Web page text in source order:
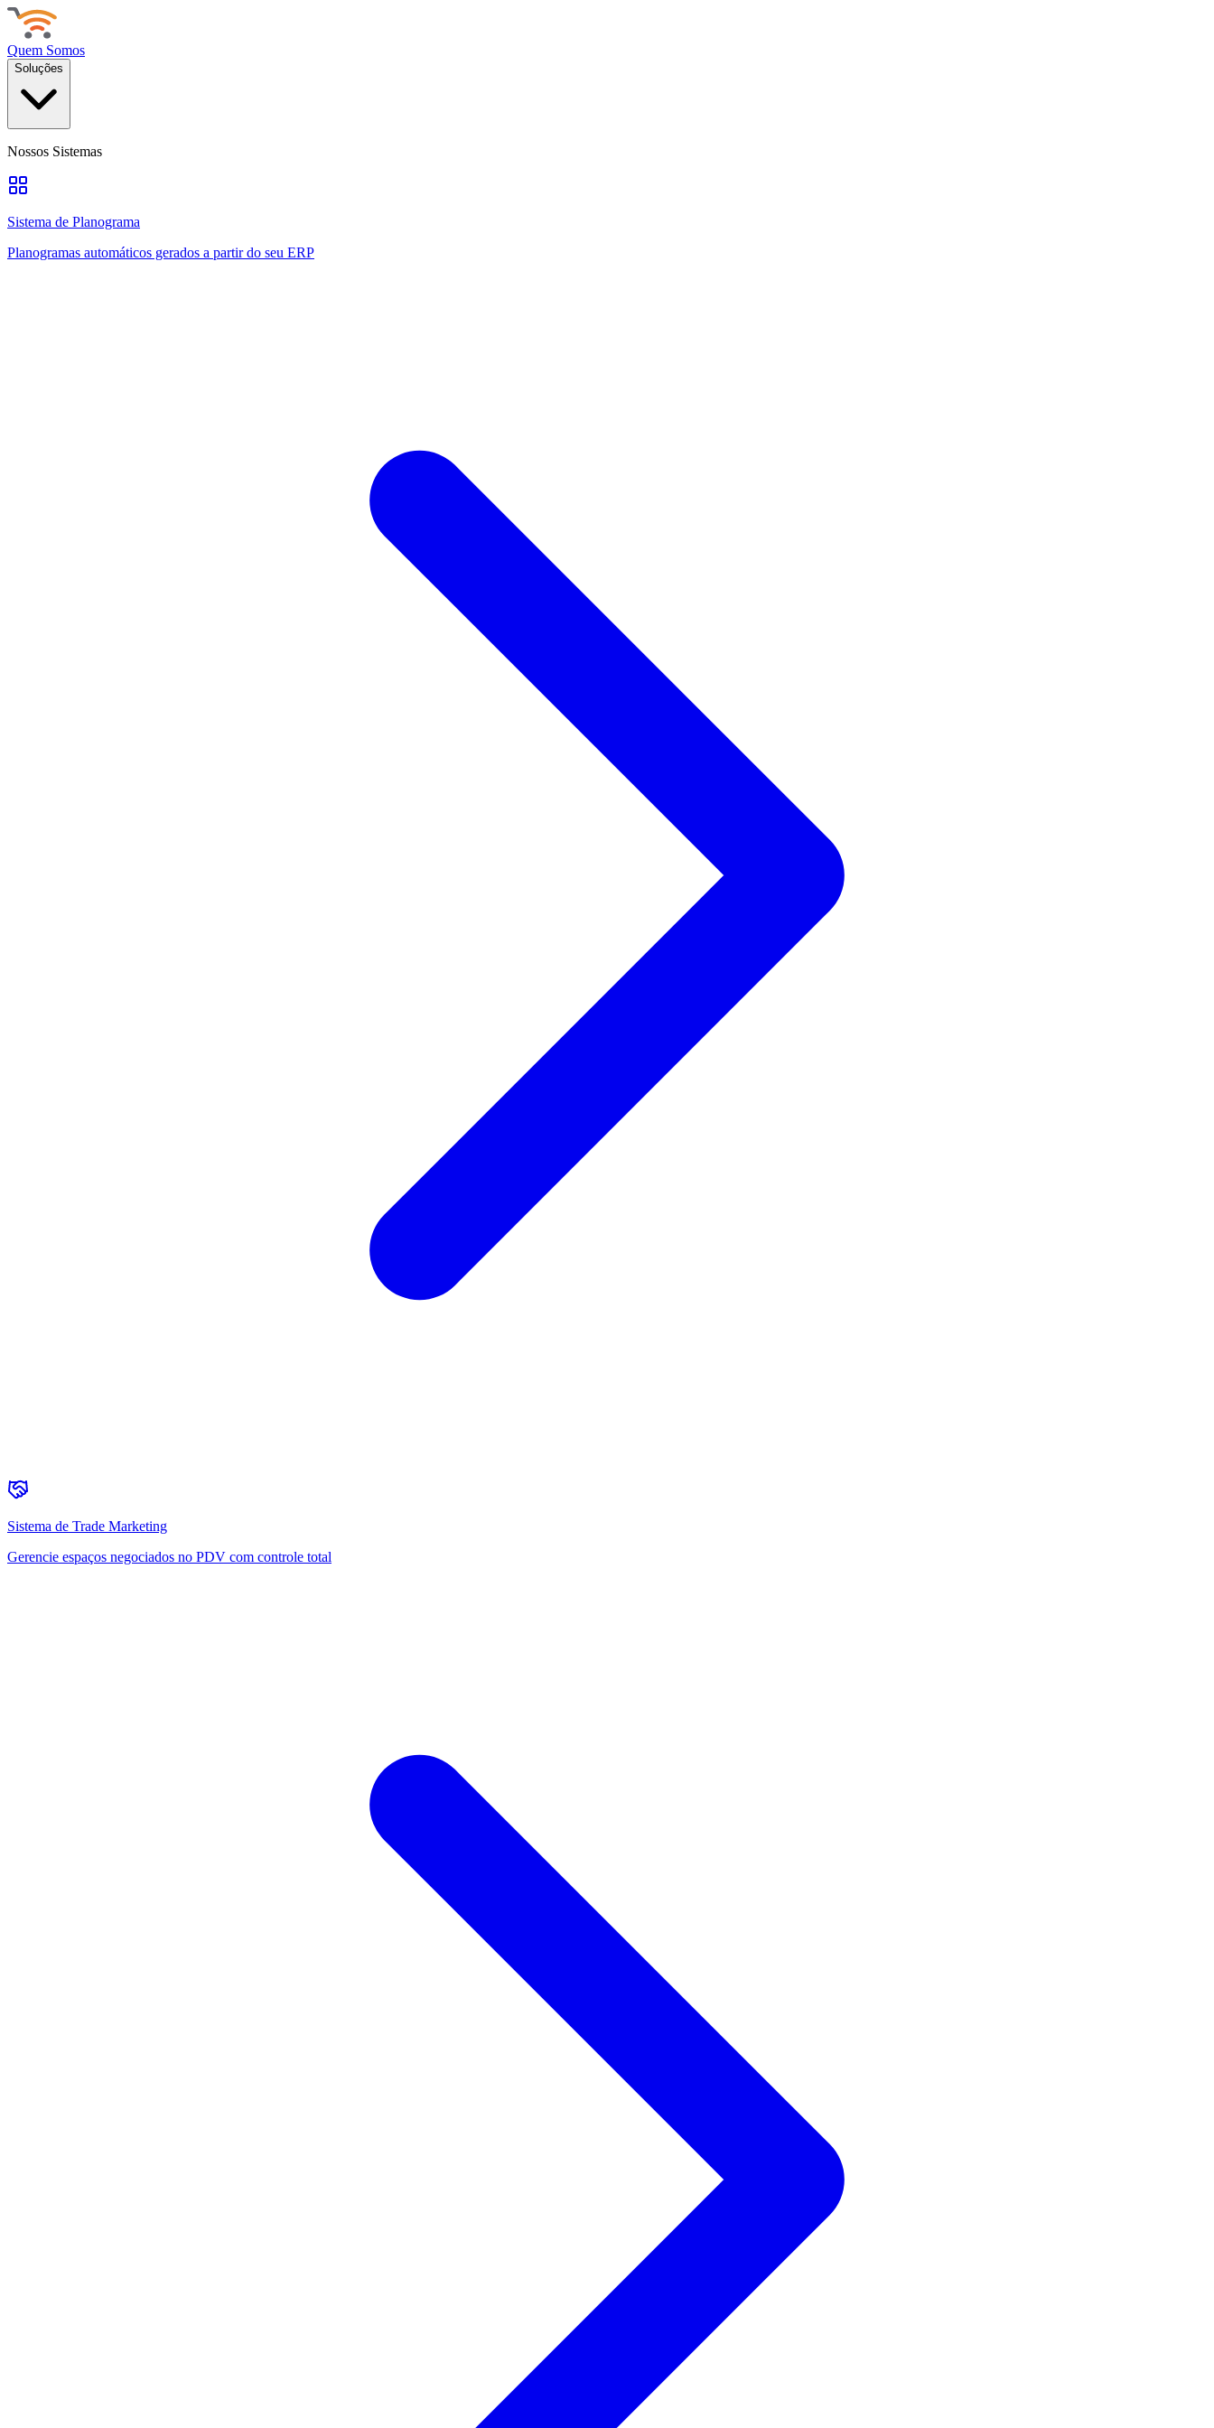
Quem Somos
Soluções
Nossos Sistemas
Sistema de Planograma
Planogramas automáticos gerados a partir do seu ERP
Sistema de Trade Marketing
Gerencie espaços negociados no PDV com controle total